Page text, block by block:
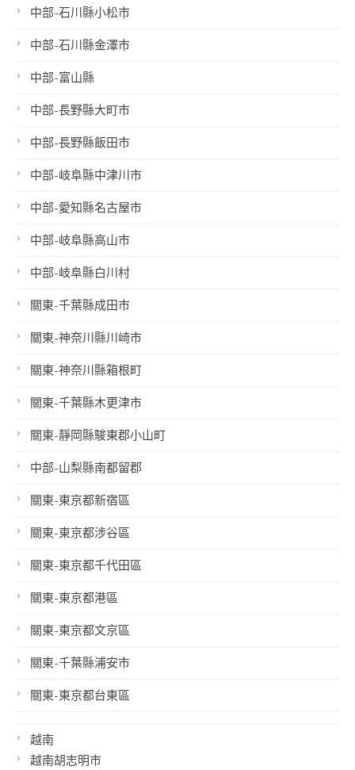
中部-石川縣小松市
中部-石川縣金澤市
中部-富山縣
中部-長野縣大町市
中部-長野縣飯田市
中部-岐阜縣中津川市
中部-愛知縣名古屋市
中部-岐阜縣高山市
中部-岐阜縣白川村
關東-千葉縣成田市
關東-神奈川縣川崎市
關東-神奈川縣箱根町
關東-千葉縣木更津市
關東-靜岡縣駿東郡小山町
中部-山梨縣南都留郡
關東-東京都新宿區
關東-東京都涉谷區
關東-東京都千代田區
關東-東京都港區
關東-東京都文京區
關東-千葉縣浦安市
關東-東京都台東區
越南
越南胡志明市